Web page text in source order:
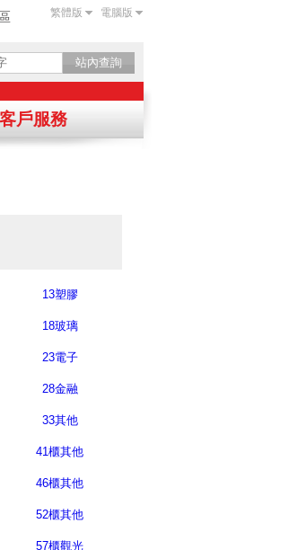
繁體版 電腦版
站內查詢
客戶服務
13塑膠
18玻璃
23電子
28金融
33其他
41櫃其他
46櫃其他
52櫃其他
57櫃觀光